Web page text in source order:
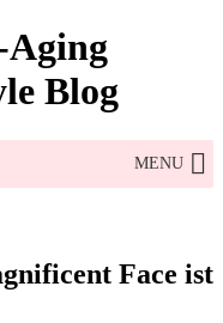
Aging
Blog
MENU
Face ist